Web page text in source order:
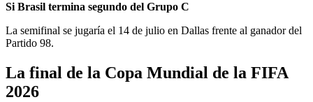
Si Brasil termina segundo del Grupo C
La semifinal se jugaría el 14 de julio en Dallas frente al ganador del
Partido 98.
La final de la Copa Mundial de la FIFA
2026